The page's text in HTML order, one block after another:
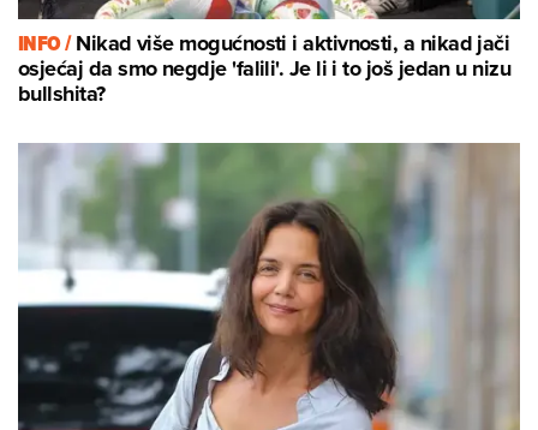
INFO /Nikad više mogućnosti i aktivnosti, a nikad jači
osjećaj da smo negdje 'falili'. Je li i to još jedan u nizu
bullshita?